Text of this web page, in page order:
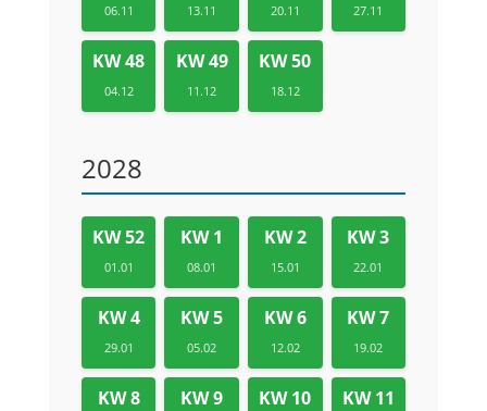
06.11 13.11 20.11 27.11
KW 48
04.12
KW 49
11.12
KW 50
18.12
2028
KW 52
01.01
KW 1
08.01
KW 2
15.01
KW 3
22.01
KW 4
29.01
KW 5
05.02
KW 6
12.02
KW 7
19.02
KW 8 KW 9 KW 10 KW 11